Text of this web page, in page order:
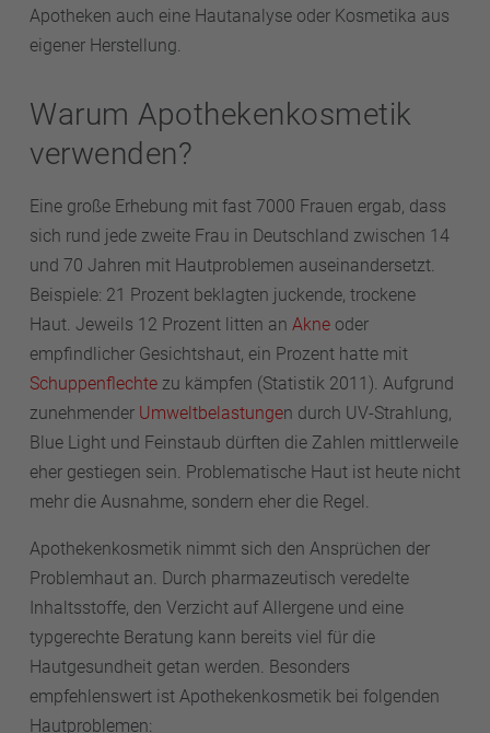
Apotheken auch eine Hautanalyse oder Kosmetika aus
eigener Herstellung.
Warum Apothekenkosmetik
verwenden?
Eine große Erhebung mit fast 7000 Frauen ergab, dass
sich rund jede zweite Frau in Deutschland zwischen 14
und 70 Jahren mit Hautproblemen auseinandersetzt.
Beispiele: 21 Prozent beklagten juckende, trockene
Haut. Jeweils 12 Prozent litten an Akne oder
empfindlicher Gesichtshaut, ein Prozent hatte mit
Schuppenflechte zu kämpfen (Statistik 2011). Aufgrund
zunehmender Umweltbelastungen durch UV-Strahlung,
Blue Light und Feinstaub dürften die Zahlen mittlerweile
eher gestiegen sein. Problematische Haut ist heute nicht
mehr die Ausnahme, sondern eher die Regel.
Apothekenkosmetik nimmt sich den Ansprüchen der
Problemhaut an. Durch pharmazeutisch veredelte
Inhaltsstoffe, den Verzicht auf Allergene und eine
typgerechte Beratung kann bereits viel für die
Hautgesundheit getan werden. Besonders
empfehlenswert ist Apothekenkosmetik bei folgenden
Hautproblemen: